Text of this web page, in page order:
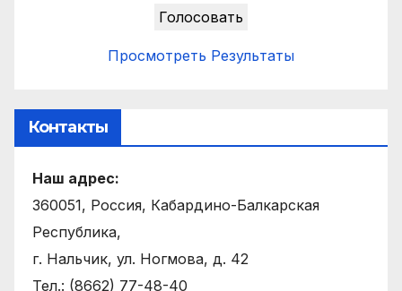
Просмотреть Результаты
Контакты
Наш адрес:
360051, Россия, Кабардино-Балкарская
Республика,
г. Нальчик, ул. Ногмова, д. 42
Тел.: (8662) 77-48-40